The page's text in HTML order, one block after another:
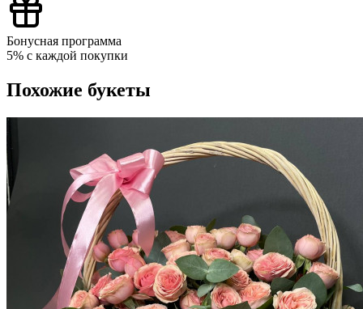
Бонусная программа
5% с каждой покупки
Похожие букеты